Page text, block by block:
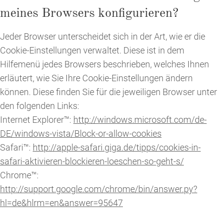
meines Browsers konfigurieren?
Jeder Browser unterscheidet sich in der Art, wie er die
Cookie-Einstellungen verwaltet. Diese ist in dem
Hilfemenü jedes Browsers beschrieben, welches Ihnen
erläutert, wie Sie Ihre Cookie-Einstellungen ändern
können. Diese finden Sie für die jeweiligen Browser unter
den folgenden Links:
Internet Explorer™: http://windows.microsoft.com/de-
DE/windows-vista/Block-or-allow-cookies
Safari™: http://apple-safari.giga.de/tipps/cookies-in-
safari-aktivieren-blockieren-loeschen-so-geht-s/
Chrome™:
http://support.google.com/chrome/bin/answer.py?
hl=de&hlrm=en&answer=95647